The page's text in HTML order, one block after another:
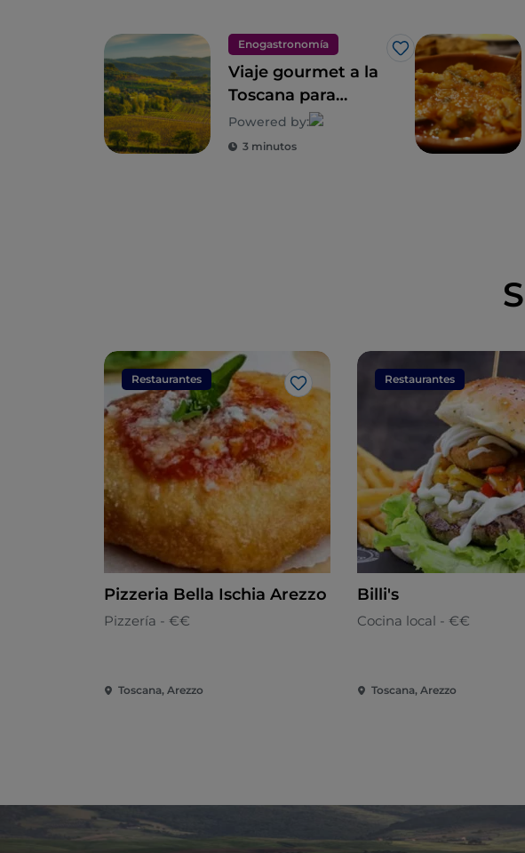
Enogastronomía
Me gusta
Viaje gourmet a la
Toscana para
descubrir su
biodiversidad
Powered by:
3 minutos
Restaurantes
Me gusta
Pizzeria Bella Ischia Arezzo
Pizzería - €€
Toscana, Arezzo
Restaurantes
Billi's
Cocina local - €€
Toscana, Arezzo